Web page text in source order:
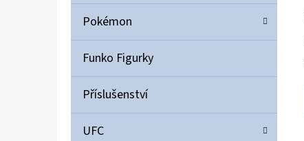
Pokémon
Funko Figurky
Příslušenství
UFC